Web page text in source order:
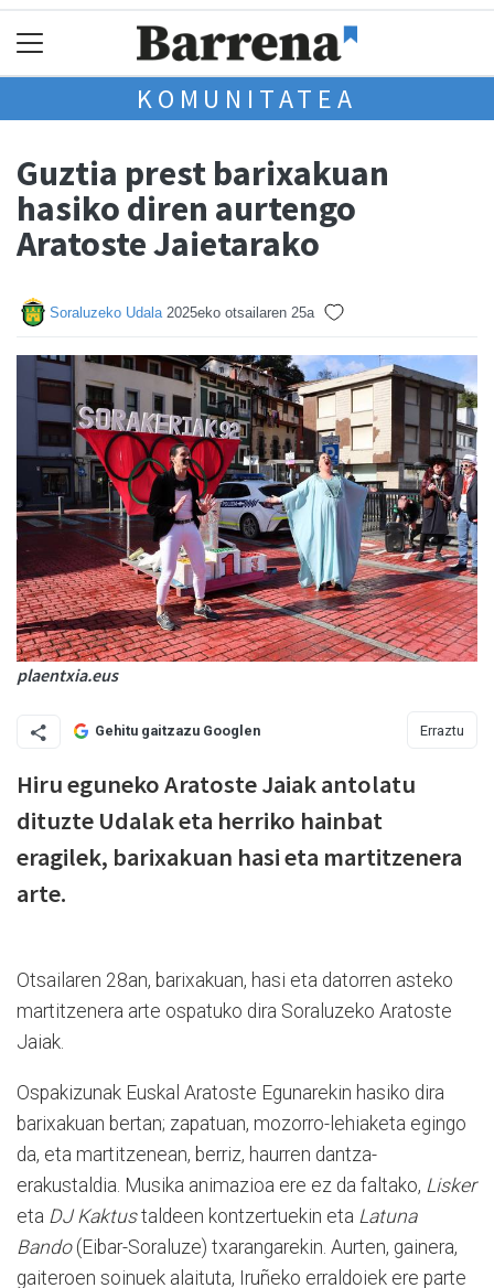
KOMUNITATEA
Guztia prest barixakuan
hasiko diren aurtengo
Aratoste Jaietarako
Soraluzeko Udala 2025eko otsailaren 25a
plaentxia.eus
Gehitu gaitzazu Googlen Erraztu
Hiru eguneko Aratoste Jaiak antolatu
dituzte Udalak eta herriko hainbat
eragilek, barixakuan hasi eta martitzenera
arte.
Otsailaren 28an, barixakuan, hasi eta datorren asteko
martitzenera arte ospatuko dira Soraluzeko Aratoste
Jaiak.
Ospakizunak Euskal Aratoste Egunarekin hasiko dira
barixakuan bertan; zapatuan, mozorro-lehiaketa egingo
da, eta martitzenean, berriz, haurren dantza-
erakustaldia. Musika animazioa ere ez da faltako, Lisker
eta DJ Kaktustaldeen kontzertuekin eta Latuna
Bando(Eibar-Soraluze) txarangarekin. Aurten, gainera,
gaiteroen soinuek alaituta, Iruñeko erraldoiek ere parte